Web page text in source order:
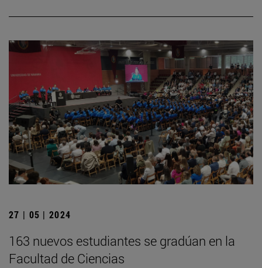
27 | 05 | 2024
163 nuevos estudiantes se gradúan en la
Facultad de Ciencias